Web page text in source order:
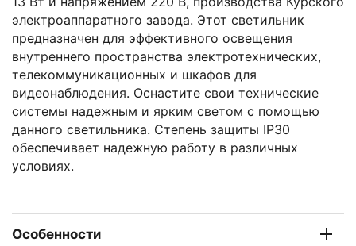
электроаппаратного завода. Этот светильник
предназначен для эффективного освещения
внутреннего пространства электротехнических,
телекоммуникационных и шкафов для
видеонаблюдения. Оснастите свои технические
системы надежным и ярким светом с помощью
данного светильника. Степень защиты IP30
обеспечивает надежную работу в различных
условиях.
Особенности